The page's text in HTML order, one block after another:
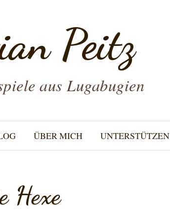
Peitz
aus Lugabugien
ÜBER MICH UNTERSTÜTZEN
Hexe